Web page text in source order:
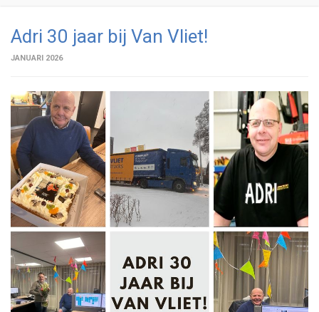
Adri 30 jaar bij Van Vliet!
JANUARI 2026